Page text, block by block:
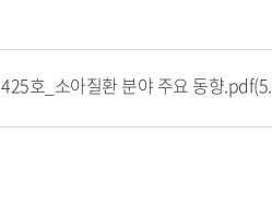
425호_소아질환 분야 주요 동향